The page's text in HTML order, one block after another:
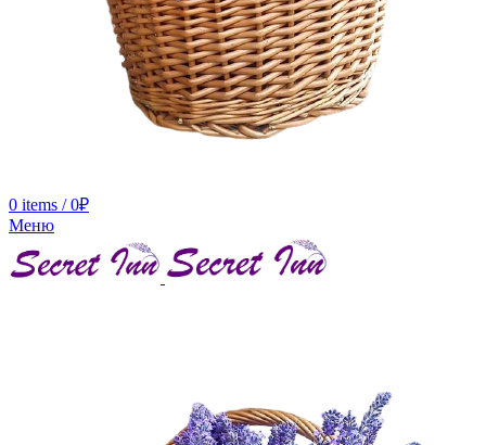
0 items / 0₽
Меню